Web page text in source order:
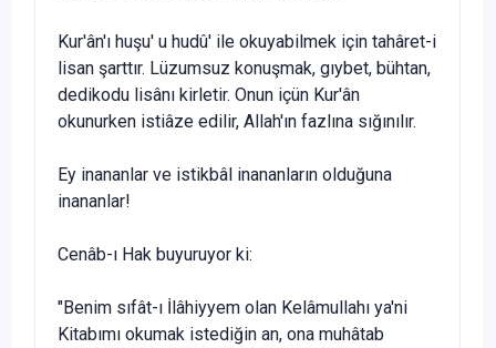
Kur'ân'ı huşu' u hudû' ile okuyabilmek için tahâret-i
lisan şarttır. Lüzumsuz konuşmak, gıybet, bühtan,
dedikodu lisânı kirletir. Onun içün Kur'ân
okunurken istiâze edilir, Allah'ın faz­lına sığınılır.
Ey inananlar ve istikbâl inananların olduğuna
inananlar!
Cenâb-ı Hak buyuruyor ki:
"Benim sıfât-ı İlâhiyyem olan Kelâmullahı ya'ni
Kitabımı okumak istediğin an, ona muhâtab